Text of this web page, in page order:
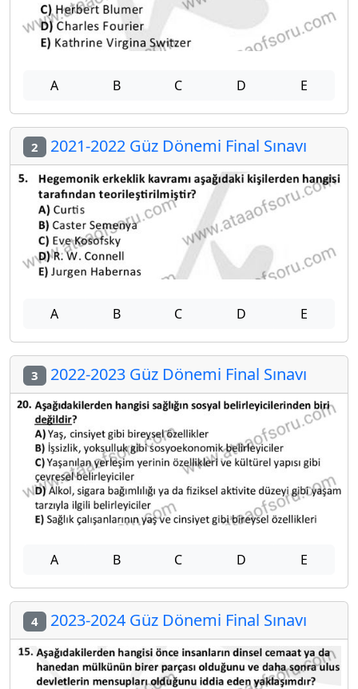
A B C D E
2 2021-2022 Güz Dönemi Final Sınavı
A B C D E
3 2022-2023 Güz Dönemi Final Sınavı
A B C D E
4 2023-2024 Güz Dönemi Final Sınavı